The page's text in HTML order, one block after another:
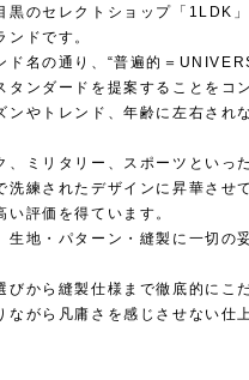
黒のセレクトショップ「1LDK
ンドです。
ド名の通り、“普遍的＝
タンダードを提案することをコ
ンやトレンド、年齢に左右され
、ミリタリー、スポーツといっ
洗練されたデザインに昇華させ
い評価を得ています。
生地・パターン・縫製に一切の
びから縫製仕様まで徹底的にこ
ながら凡庸さを感じさせない仕